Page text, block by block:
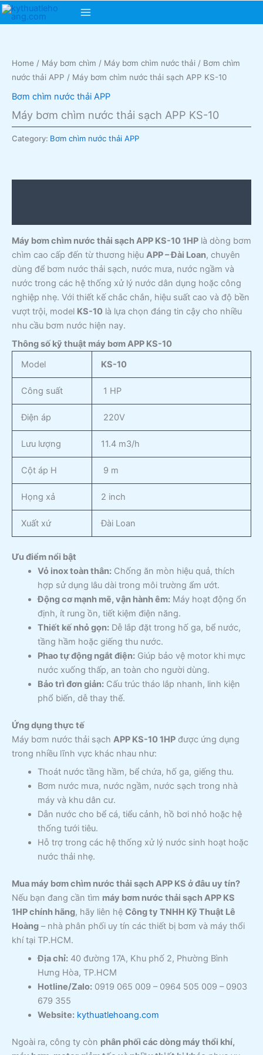
Skip
Main
Home / Máy bơm chìm / Máy bơm chìm nước thải / Bơm chìm
nước thải APP / Máy bơm chìm nước thải sạch APP KS-10
Bơm chìm nước thải APP
Máy bơm chìm nước thải sạch APP KS-10
Category: Bơm chìm nước thải APP
Máy bơm chìm nước thải sạch APP KS-10 1HP là dòng bơm
chìm cao cấp đến từ thương hiệu APP – Đài Loan, chuyên
dùng để bơm nước thải sạch, nước mưa, nước ngầm và
nước trong các hệ thống xử lý nước dân dụng hoặc công
nghiệp nhẹ. Với thiết kế chắc chắn, hiệu suất cao và độ bền
vượt trội, model KS-10 là lựa chọn đáng tin cậy cho nhiều
nhu cầu bơm nước hiện nay.
Thông số kỹ thuật máy bơm APP KS-10
Model
KS-10
Công suất 1 HP
Điện áp 220V
Lưu lượng 11.4 m3/h
Cột áp H 9 m
Họng xả 2 inch
Xuất xứ Đài Loan
Ưu điểm nổi bật
Vỏ inox toàn thân:Chống ăn mòn hiệu quả, thích
hợp sử dụng lâu dài trong môi trường ẩm ướt.
Động cơ mạnh mẽ, vận hành êm:Máy hoạt động ổn
định, ít rung ồn, tiết kiệm điện năng.
Thiết kế nhỏ gọn:Dễ lắp đặt trong hố ga, bể nước,
tầng hầm hoặc giếng thu nước.
Phao tự động ngắt điện:Giúp bảo vệ motor khi mực
nước xuống thấp, an toàn cho người dùng.
Bảo trì đơn giản:Cấu trúc tháo lắp nhanh, linh kiện
phổ biến, dễ thay thế.
Ứng dụng thực tế
Máy bơm nước thải sạch APP KS-10 1HP được ứng dụng
trong nhiều lĩnh vực khác nhau như:
Thoát nước tầng hầm, bể chứa, hố ga, giếng thu.
Bơm nước mưa, nước ngầm, nước sạch trong nhà
máy và khu dân cư.
Dẫn nước cho bể cá, tiểu cảnh, hồ bơi nhỏ hoặc hệ
thống tưới tiêu.
Hỗ trợ trong các hệ thống xử lý nước sinh hoạt hoặc
nước thải nhẹ.
Mua máy bơm chìm nước thải sạch APP KS ở đâu uy tín?
Nếu bạn đang cần tìm máy bơm nước thải sạch APP KS
1HP chính hãng, hãy liên hệ Công ty TNHH Kỹ Thuật Lê
Hoàng – nhà phân phối uy tín các thiết bị bơm và máy thổi
khí tại TP.HCM.
Địa chỉ:40 đường 17A, Khu phố 2, Phường Bình
Hưng Hòa, TP.HCM
Hotline/Zalo:0919 065 009 – 0964 505 009 – 0903
679 355
Website: kythuatlehoang.com
Ngoài ra, công ty còn phân phối các dòng máy thổi khí,